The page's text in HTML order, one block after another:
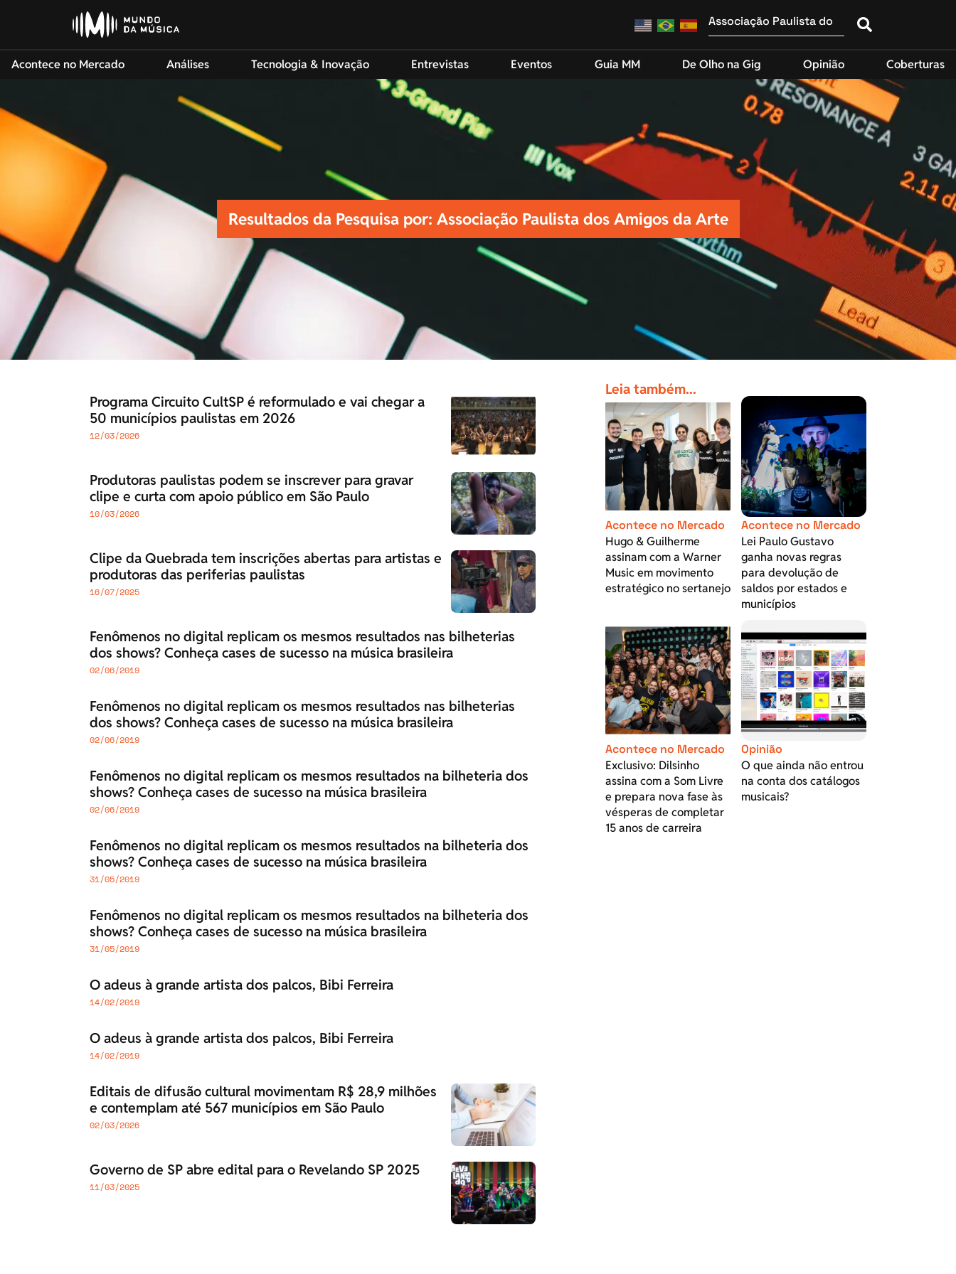
Acontece no Mercado Análises Tecnologia & Inovação Entrevistas Eventos Guia MM De Olho na Gig Opinião Coberturas
Resultados da Pesquisa por: Associação Paulista dos Amigos da Arte
Programa Circuito CultSP é reformulado e vai chegar a
50 municípios paulistas em 2026
12/03/2026
Produtoras paulistas podem se inscrever para gravar
clipe e curta com apoio público em São Paulo
10/03/2026
Clipe da Quebrada tem inscrições abertas para artistas e
produtoras das periferias paulistas
16/07/2025
Fenômenos no digital replicam os mesmos resultados nas bilheterias
dos shows? Conheça cases de sucesso na música brasileira
02/06/2019
Fenômenos no digital replicam os mesmos resultados nas bilheterias
dos shows? Conheça cases de sucesso na música brasileira
02/06/2019
Fenômenos no digital replicam os mesmos resultados na bilheteria dos
shows? Conheça cases de sucesso na música brasileira
02/06/2019
Fenômenos no digital replicam os mesmos resultados na bilheteria dos
shows? Conheça cases de sucesso na música brasileira
31/05/2019
Fenômenos no digital replicam os mesmos resultados na bilheteria dos
shows? Conheça cases de sucesso na música brasileira
31/05/2019
O adeus à grande artista dos palcos, Bibi Ferreira
14/02/2019
O adeus à grande artista dos palcos, Bibi Ferreira
14/02/2019
Editais de difusão cultural movimentam R$ 28,9 milhões
e contemplam até 567 municípios em São Paulo
02/03/2026
Governo de SP abre edital para o Revelando SP 2025
11/03/2025
Leia também...
Acontece no Mercado
Hugo & Guilherme
assinam com a Warner
Music em movimento
estratégico no sertanejo
Acontece no Mercado
Lei Paulo Gustavo
ganha novas regras
para devolução de
saldos por estados e
municípios
Acontece no Mercado
Exclusivo: Dilsinho
assina com a Som Livre
e prepara nova fase às
vésperas de completar
15 anos de carreira
Opinião
O que ainda não entrou
na conta dos catálogos
musicais?